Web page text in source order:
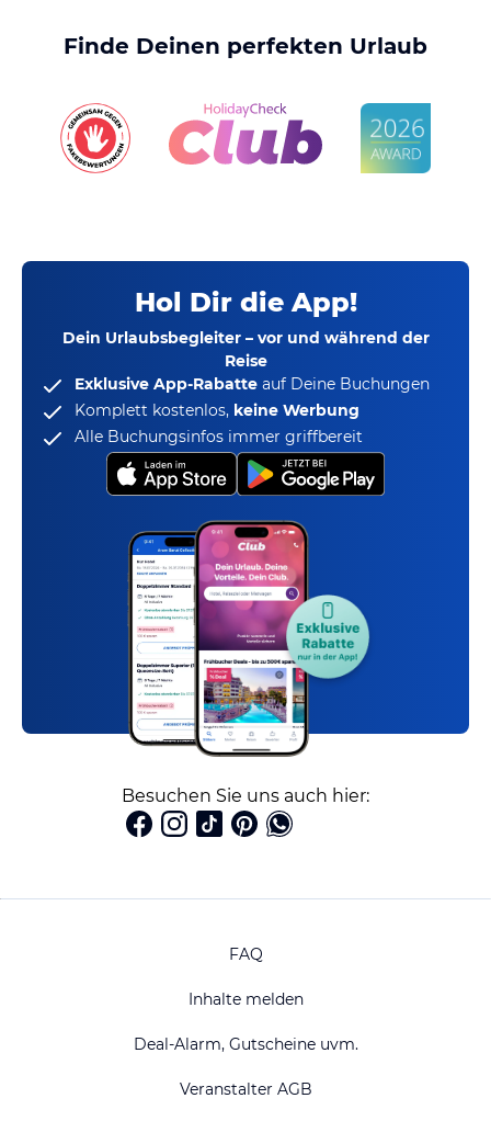
Finde Deinen perfekten Urlaub
Hol Dir die App!
Dein Urlaubsbegleiter – vor und während der
Reise
Exklusive App-Rabatte auf Deine Buchungen
Komplett kostenlos, keine Werbung
Alle Buchungsinfos immer griffbereit
Besuchen Sie uns auch hier:
FAQ
Inhalte melden
Deal-Alarm, Gutscheine uvm.
Veranstalter AGB